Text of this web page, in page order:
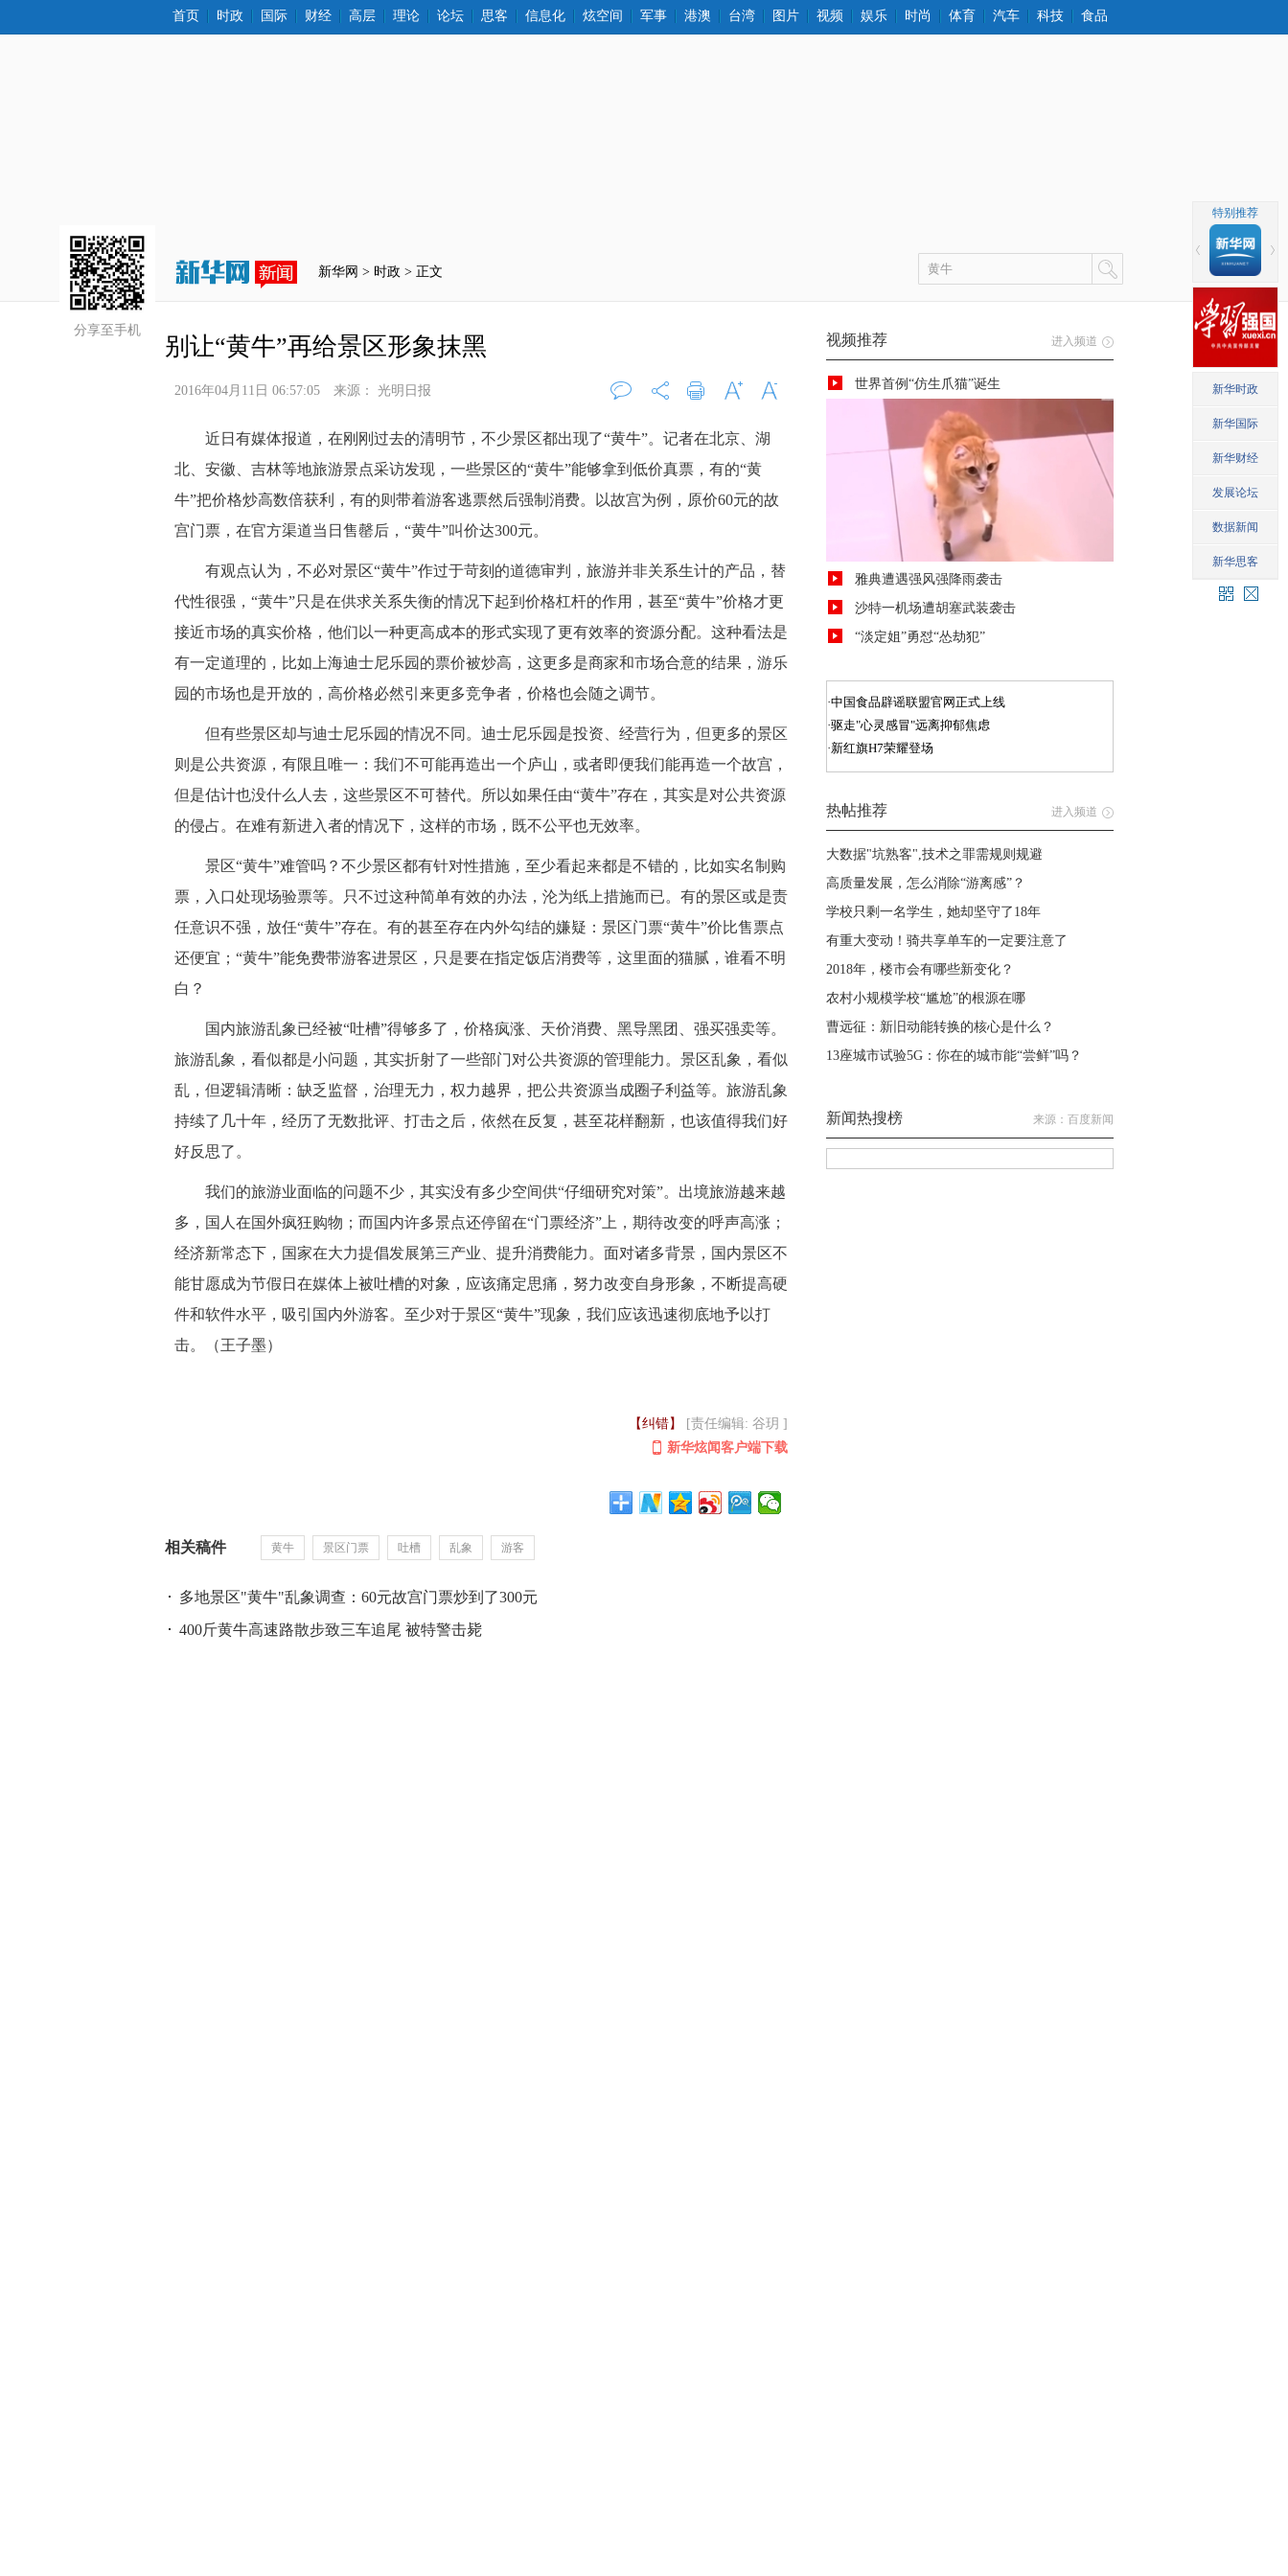
首页 时政 国际 财经 高层 理论 论坛 思客 信息化 炫空间 军事 港澳 台湾 图片 视频 娱乐 时尚 体育 汽车 科技 食品
新华网 > 时政 > 正文
分享至手机
别让“黄牛”再给景区形象抹黑
2016年04月11日 06:57:05 来源： 光明日报
评论 0 打印 字大 字小
近日有媒体报道，在刚刚过去的清明节，不少景区都出现了“黄牛”。记者在北京、湖
北、安徽、吉林等地旅游景点采访发现，一些景区的“黄牛”能够拿到低价真票，有的“黄
牛”把价格炒高数倍获利，有的则带着游客逃票然后强制消费。以故宫为例，原价60元的故
宫门票，在官方渠道当日售罄后，“黄牛”叫价达300元。
有观点认为，不必对景区“黄牛”作过于苛刻的道德审判，旅游并非关系生计的产品，替
代性很强，“黄牛”只是在供求关系失衡的情况下起到价格杠杆的作用，甚至“黄牛”价格才更
接近市场的真实价格，他们以一种更高成本的形式实现了更有效率的资源分配。这种看法是
有一定道理的，比如上海迪士尼乐园的票价被炒高，这更多是商家和市场合意的结果，游乐
园的市场也是开放的，高价格必然引来更多竞争者，价格也会随之调节。
但有些景区却与迪士尼乐园的情况不同。迪士尼乐园是投资、经营行为，但更多的景区
则是公共资源，有限且唯一：我们不可能再造出一个庐山，或者即便我们能再造一个故宫，
但是估计也没什么人去，这些景区不可替代。所以如果任由“黄牛”存在，其实是对公共资源
的侵占。在难有新进入者的情况下，这样的市场，既不公平也无效率。
景区“黄牛”难管吗？不少景区都有针对性措施，至少看起来都是不错的，比如实名制购
票，入口处现场验票等。只不过这种简单有效的办法，沦为纸上措施而已。有的景区或是责
任意识不强，放任“黄牛”存在。有的甚至存在内外勾结的嫌疑：景区门票“黄牛”价比售票点
还便宜；“黄牛”能免费带游客进景区，只是要在指定饭店消费等，这里面的猫腻，谁看不明
白？
国内旅游乱象已经被“吐槽”得够多了，价格疯涨、天价消费、黑导黑团、强买强卖等。
旅游乱象，看似都是小问题，其实折射了一些部门对公共资源的管理能力。景区乱象，看似
乱，但逻辑清晰：缺乏监督，治理无力，权力越界，把公共资源当成圈子利益等。旅游乱象
持续了几十年，经历了无数批评、打击之后，依然在反复，甚至花样翻新，也该值得我们好
好反思了。
我们的旅游业面临的问题不少，其实没有多少空间供“仔细研究对策”。出境旅游越来越
多，国人在国外疯狂购物；而国内许多景点还停留在“门票经济”上，期待改变的呼声高涨；
经济新常态下，国家在大力提倡发展第三产业、提升消费能力。面对诸多背景，国内景区不
能甘愿成为节假日在媒体上被吐槽的对象，应该痛定思痛，努力改变自身形象，不断提高硬
件和软件水平，吸引国内外游客。至少对于景区“黄牛”现象，我们应该迅速彻底地予以打
击。（王子墨）
【纠错】
[责任编辑: 谷玥 ]
新华炫闻客户端下载
相关稿件 黄牛 景区门票 吐槽 乱象 游客
多地景区"黄牛"乱象调查：60元故宫门票炒到了300元
400斤黄牛高速路散步致三车追尾 被特警击毙